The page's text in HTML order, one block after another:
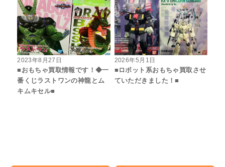
2023年8月27日
■おもちゃ買取情報です！◆一
番くじラストワンの神龍とム
キムキセル■
2026年5月1日
■ロボット系おもちゃ買取させ
ていただきました！■